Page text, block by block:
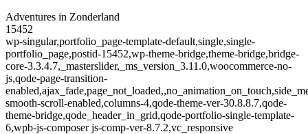
Adventures in Zonderland
15452
wp-singular,portfolio_page-template-default,single,single-
portfolio_page,postid-15452,wp-theme-bridge,theme-bridge,bridge-
core-3.3.4.7,_masterslider,_ms_version_3.11.0,woocommerce-no-
js,qode-page-transition-
smooth-scroll-enabled,columns-4,qode-theme-ver-30.8.8.7,qode-
theme-bridge,qode_header_in_grid,qode-portfolio-single-template-
6,wpb-js-composer js-comp-ver-8.7.2,vc_responsive